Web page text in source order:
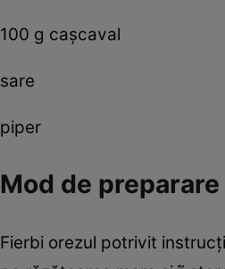
100 g caşcaval
sare
piper
Mod de preparare
Fierbi orezul potrivit